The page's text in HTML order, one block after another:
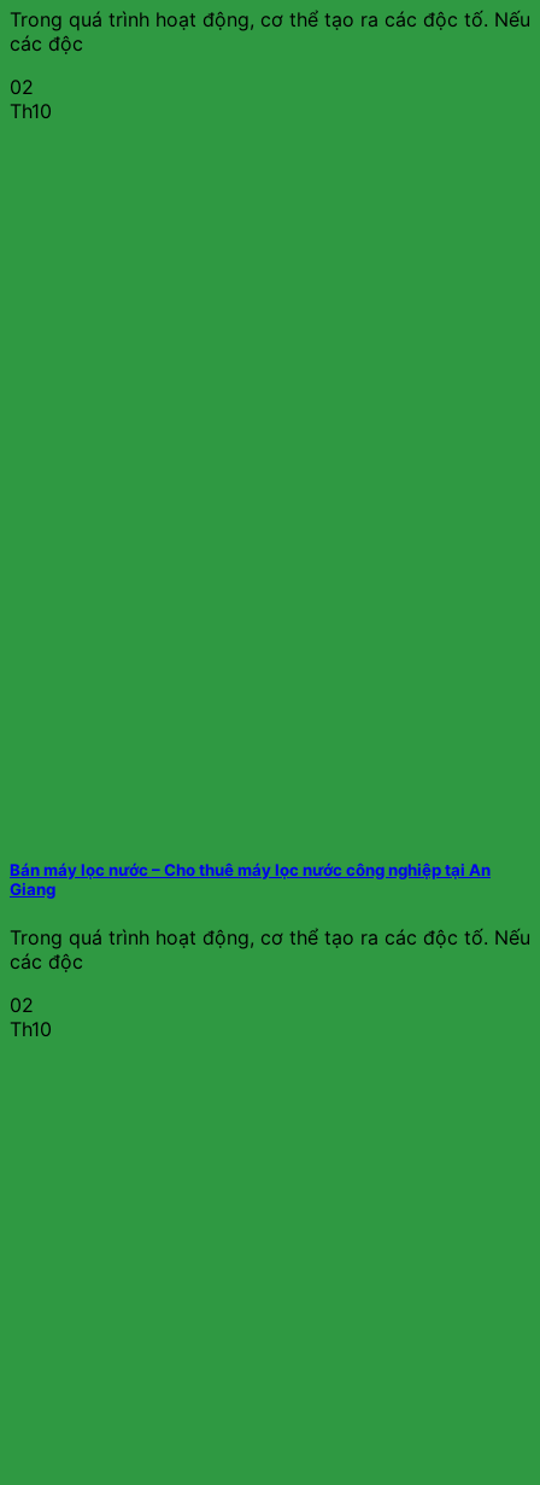
Trong quá trình hoạt động, cơ thể tạo ra các độc tố. Nếu
các độc
02
Th10
Bán máy lọc nước – Cho thuê máy lọc nước công nghiệp tại An
Giang
Trong quá trình hoạt động, cơ thể tạo ra các độc tố. Nếu
các độc
02
Th10